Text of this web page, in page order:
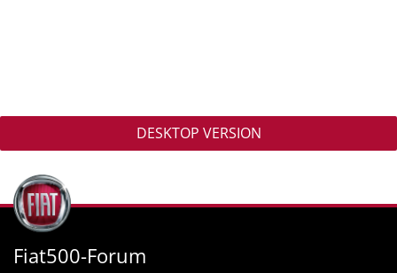
DESKTOP VERSION
Fiat500-Forum